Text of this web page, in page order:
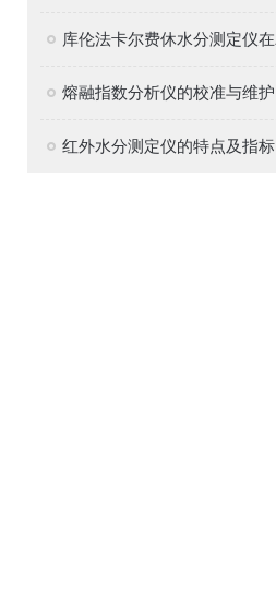
红外水分测定仪的特点及指标